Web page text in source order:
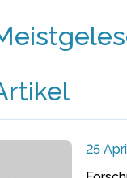
25